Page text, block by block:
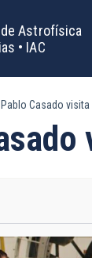
Astrofísica
• IAC
Pablo Casado